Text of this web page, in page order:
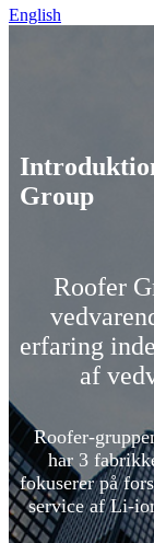
English
Group
Roofer
erfaring
af
Roofer-
har 3
fokuserer på
service af Li-